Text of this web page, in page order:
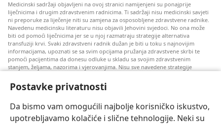
Postavke privatnosti
Da bismo vam omogućili najbolje korisničko iskustvo,
upotrebljavamo kolačiće i slične tehnologije. Neki su
Medicinski sadržaji objavljeni na ovoj stranici namijenjeni su ponajprije
liječnicima i drugim zdravstvenim radnicima. Ti sadržaji nisu medicinski savjeti
ni preporuke za liječenje niti su zamjena za osposobljene zdravstvene radnike.
Navedenu medicinsku literaturu nisu objavili Jehovini svjedoci. No ona može
biti od pomoći liječnicima jer se u njoj razmatraju strategije alternativa
transfuziji krvi. Svaki zdravstveni radnik dužan je biti u toku s najnovijim
informacijama, upoznati se sa svim opcijama pružanja zdravstvene skrbi te
pomoći pacijentima da donesu odluke u skladu sa svojim zdravstvenim
stanjem, željama, nazorima i vjerovanjima. Nisu sve navedene strategije
Napomena pacijentima: Ako trebate savjet oko svog zdravstvenog stanja i
radnicima. Pomoć liječnika zatražite ako sumnjate da ste oboljeli.
Korištenje ove stranice podliježe uvjetima korištenja.